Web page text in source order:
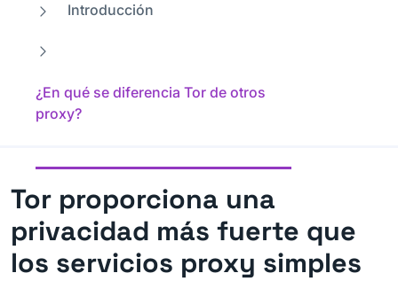
Introducción
¿En qué se diferencia Tor de otros
proxy?
Tor proporciona una
privacidad más fuerte que
los servicios proxy simples